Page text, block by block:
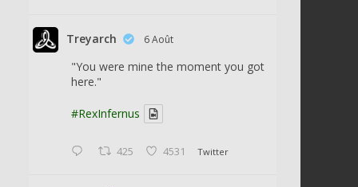
Treyarch 6 Août
"You were mine the moment you got
here."
#RexInfernus
425 4531 Twitter